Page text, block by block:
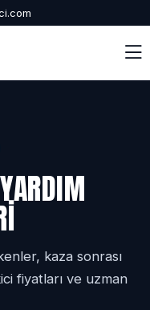
kaza sonrası
fiyatları ve uzman